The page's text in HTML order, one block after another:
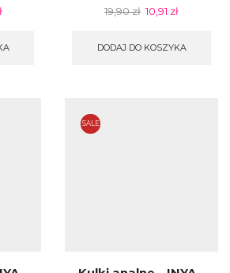
19,90zł 10,91 zł
DODAJ DO KOSZYKA
SALE